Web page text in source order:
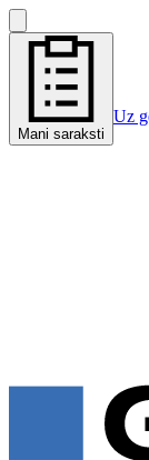
Mani saraksti
Uz